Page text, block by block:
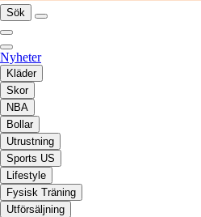
Sök
Nyheter
Kläder
Skor
NBA
Bollar
Utrustning
Sports US
Lifestyle
Fysisk Träning
Utförsäljning